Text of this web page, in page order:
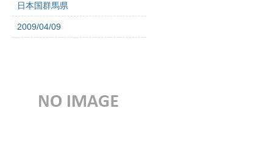
日本国群馬県
2009/04/09